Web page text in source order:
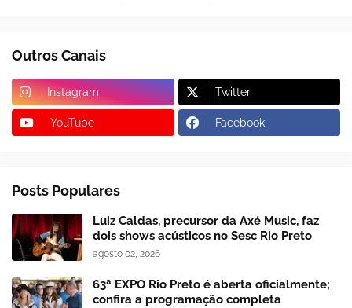
Outros Canais
Instagram Twitter
YouTube Facebook
Posts Populares
Luiz Caldas, precursor da Axé Music, faz
dois shows acústicos no Sesc Rio Preto
agosto 02, 2026
63ª EXPO Rio Preto é aberta oficialmente;
confira a programação completa